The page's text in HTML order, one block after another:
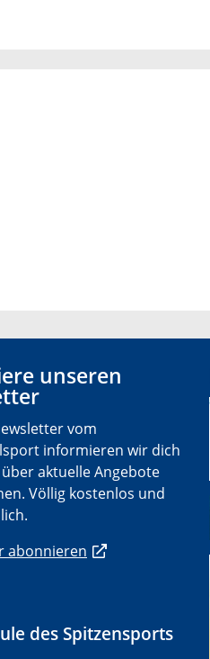
unseren
vom
informieren wir dich
aktuelle Angebote
Völlig kostenlos und
abonnieren
des Spitzensports